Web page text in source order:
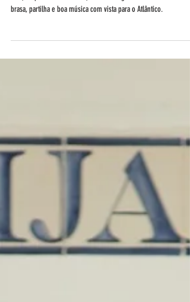
No dia 10 de Junho, o Moinho Dom Quixote recebe o Chef Miguel